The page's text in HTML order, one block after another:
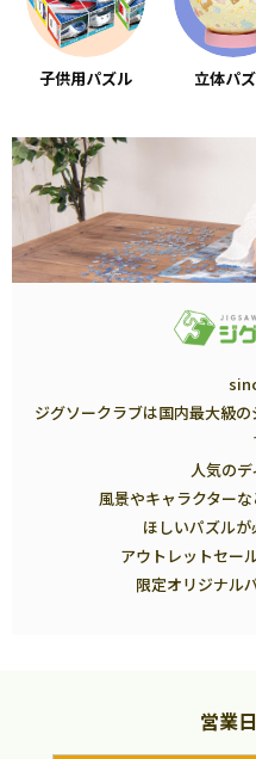
子供用パズル 立体パ
ジグソークラブは国内最大級
人気の
風景やキャラクターな
ほしいパズルが
アウトレットセー
限定オリジナル
営業